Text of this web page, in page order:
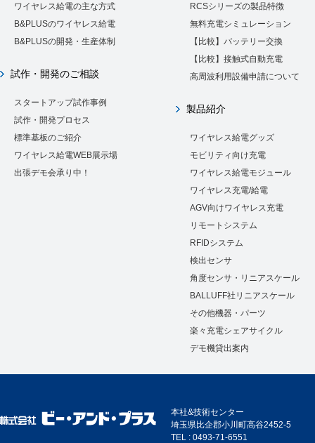
ワイヤレス給電の主な方式
B&PLUSのワイヤレス給電
B&PLUSの開発・生産体制
試作・開発のご相談
スタートアップ試作事例
試作・開発プロセス
標準基板のご紹介
ワイヤレス給電WEB展示場
出張デモ会承り中！
RCSシリーズの製品特徴
無料充電シミュレーション
【比較】バッテリー交換
【比較】接触式自動充電
高周波利用設備申請について
製品紹介
ワイヤレス給電グッズ
モビリティ向け充電
ワイヤレス給電モジュール
ワイヤレス充電/給電
AGV向けワイヤレス充電
リモートシステム
RFIDシステム
検出センサ
角度センサ・リニアスケール
BALLUFF社リニアスケール
その他機器・パーツ
楽々充電シェアサイクル
デモ機貸出案内
本社&技術センター
埼玉県比企郡小川町高谷2452-5
TEL : 0493-71-6551